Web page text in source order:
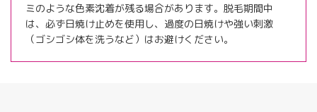
ミのような色素沈着が残る場合があります。脱毛期間中
は、必ず日焼け止めを使用し、過度の日焼けや強い刺激
（ゴシゴシ体を洗うなど）はお避けください。